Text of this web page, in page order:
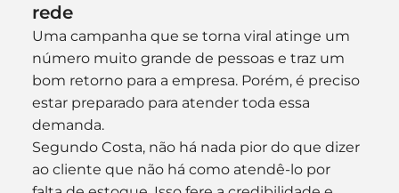
rede
Uma campanha que se torna viral atinge um
número muito grande de pessoas e traz um
bom retorno para a empresa. Porém, é preciso
estar preparado para atender toda essa
demanda.
Segundo Costa, não há nada pior do que dizer
ao cliente que não há como atendê-lo por